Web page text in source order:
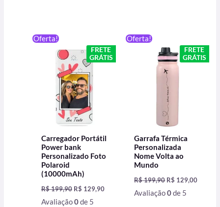
Oferta!
FRETE
GRÁTIS
Carregador Portátil
Power bank
Personalizado Foto
Polaroid
(10000mAh)
R$199,90
preço
original
era:
R$ 199,90.
R$ 129,90
preço
atual
é:
Avaliação0de 5
Oferta!
FRETE
GRÁTIS
Garrafa Térmica
Personalizada
Nome Volta ao
Mundo
R$199,90
preço
original
era:
R$ 199,90.
R$ 129,00
preço
atual
é:
Avaliação0de 5